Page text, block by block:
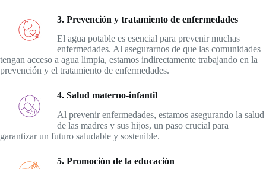
3. Prevención y tratamiento de enfermedades
El agua potable es esencial para prevenir muchas
enfermedades. Al asegurarnos de que las comunidades
tengan acceso a agua limpia, estamos indirectamente trabajando en la
prevención y el tratamiento de enfermedades.
4. Salud materno-infantil
Al prevenir enfermedades, estamos asegurando la salud
de las madres y sus hijos, un paso crucial para
garantizar un futuro saludable y sostenible.
5. Promoción de la educación